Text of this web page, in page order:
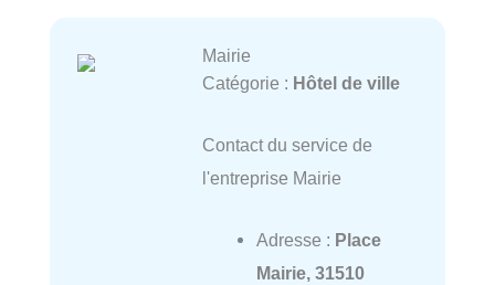
Mairie
Catégorie : Hôtel de ville
Contact du service de
l'entreprise Mairie
Adresse : Place
Mairie, 31510